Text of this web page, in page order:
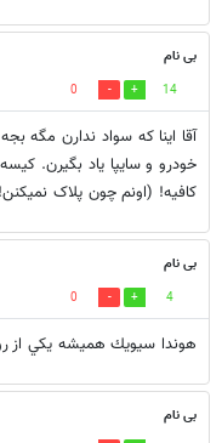
بی نام
14
0
آقا اینا که سواد ندارن مگه
خودرو و سایپا یاد بگیرن.
کافیه! (اونم چون پلاک
بی نام
4
0
هوندا سيويك هميشه يكي از
بی نام